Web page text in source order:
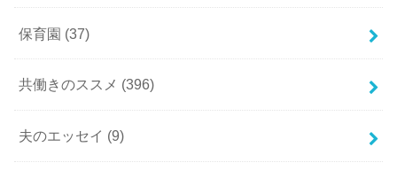
保育園 (37)
共働きのススメ (396)
夫のエッセイ (9)